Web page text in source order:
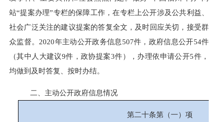
站“提案办理”专栏的保障工作，在专栏上公开涉及公共利益、
社会广泛关注的建议提案的答复全文，及时回应关切，接受群
众监督。2020年主动公开政务信息507件，政府信息公开54件
（其中人大建议9件，政协提案3件），办理依申请公开5件，
均做到及时答复、按时办结。
二、主动公开政府信息情况
第二十条第（一）项